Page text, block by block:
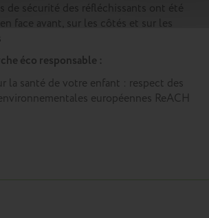
de sécurité des réfléchissants ont été
en face avant, sur les côtés et sur les
éco responsable :
la santé de votre enfant : respect des
européennes ReACH